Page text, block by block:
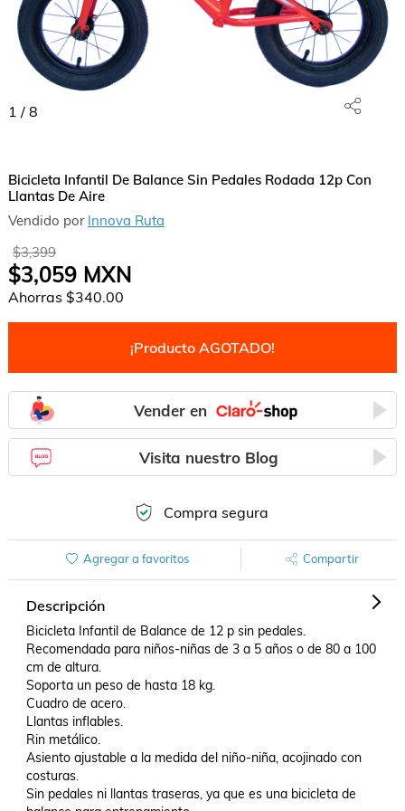
1 / 8
Bicicleta Infantil De Balance Sin Pedales Rodada 12p Con
Llantas De Aire
Vendido por Innova Ruta
$3,399
$3,059MXN
Ahorras $340.00
¡Producto AGOTADO!
Vender en
Visita nuestro Blog
Compra segura
Agregar a favoritos Compartir
Descripción
Bicicleta Infantil de Balance de 12 p sin pedales.
Recomendada para niños-niñas de 3 a 5 años o de 80 a 100
cm de altura.
Soporta un peso de hasta 18 kg.
Cuadro de acero.
Llantas inflables.
Rin metálico.
Asiento ajustable a la medida del niño-niña, acojinado con
costuras.
Sin pedales ni llantas traseras, ya que es una bicicleta de